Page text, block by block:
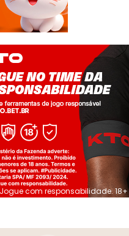
Jogue com responsabilidade. 18+